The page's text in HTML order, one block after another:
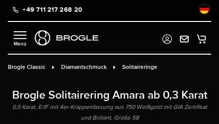
springen
+49 711 217 268 20
Brogle Classic Diamantschmuck Solitaireringe
Brogle Solitairering Amara ab 0,3 Karat
0,5 Karat, E/IF mit 4er-Krappenfassung aus 750 Weißgold mit GIA Zertifikat
und Brillant, Größe 58